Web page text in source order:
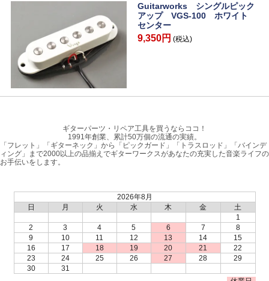
Guitarworks シングルピック
アップ VGS-100 ホワイト
センター
9,350円 (税込)
ギターパーツ・リペア工具を買うならココ！
1991年創業、累計50万個の流通の実績。
「フレット」「ギターネック」から「ピックガード」「トラスロッド」「バインデ
ィング」まで2000以上の品揃えでギターワークスがあなたの充実した音楽ライフの
お手伝いをします。
2026年8月
日
月 火 水 木 金
土
1
2
3 4 5 6 7
8
9
10 11 12 13 14
15
16
17 18 19 20 21
22
23
24 25 26 27 28
29
30
31